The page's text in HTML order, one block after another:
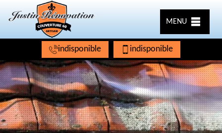
MENU
indisponible indisponible